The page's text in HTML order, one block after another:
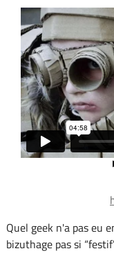
Quel geek n'a pas eu
bizuthage pas si